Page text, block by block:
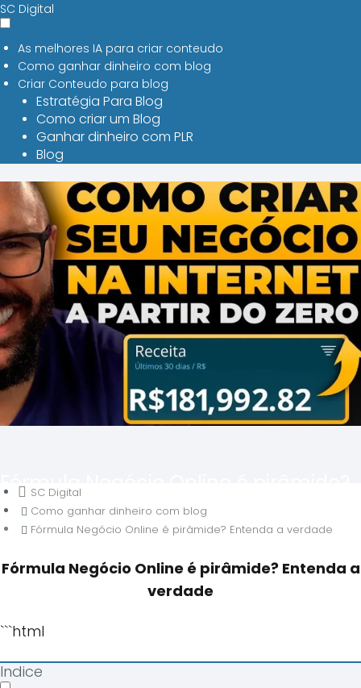
SC Digital
As melhores IA para criar conteudo
Como ganhar dinheiro com blog
Criar Conteudo para blog
Estratégia Para Blog
Como criar um Blog
Ganhar dinheiro com PLR
Blog
Fórmula Negócio Online é pirâmide?
Entenda a verdade
SC Digital
Como ganhar dinheiro com blog
Fórmula Negócio Online é pirâmide? Entenda a verdade
Fórmula Negócio Online é pirâmide? Entenda a
verdade
```html
Indice